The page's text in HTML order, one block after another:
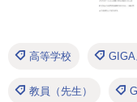
高等学校
教員（先生）